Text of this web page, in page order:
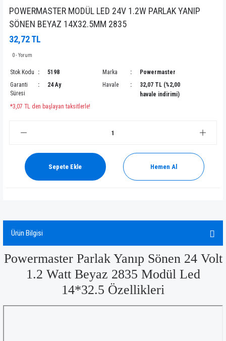
POWERMASTER MODÜL LED 24V 1.2W PARLAK YANIP
SÖNEN BEYAZ 14X32.5MM 2835
32,72 TL
0 - Yorum
Stok Kodu 5198 Marka
Powermaster
Garanti
Süresi
24 Ay Havale
32,07 TL (%2,00
havale indirimi)
*3,07 TL den başlayan taksitlerle!
Sepete Ekle Hemen Al
Ürün Bilgisi
Powermaster Parlak Yanıp Sönen 24 Volt
1.2 Watt Beyaz 2835 Modül Led
14*32.5 Özellikleri